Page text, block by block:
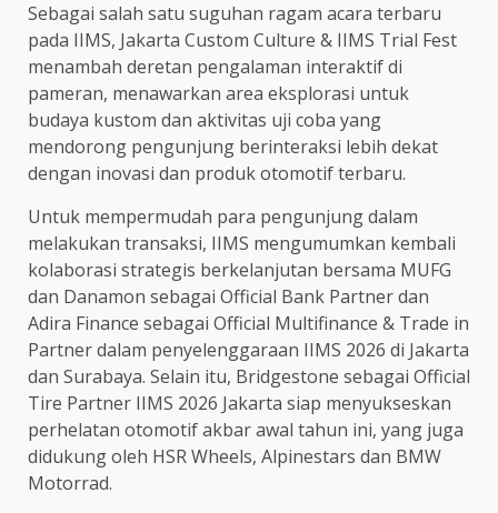
Sebagai salah satu suguhan ragam acara terbaru
pada IIMS, Jakarta Custom Culture & IIMS Trial Fest
menambah deretan pengalaman interaktif di
pameran, menawarkan area eksplorasi untuk
budaya kustom dan aktivitas uji coba yang
mendorong pengunjung berinteraksi lebih dekat
dengan inovasi dan produk otomotif terbaru.
Untuk mempermudah para pengunjung dalam
melakukan transaksi, IIMS mengumumkan kembali
kolaborasi strategis berkelanjutan bersama MUFG
dan Danamon sebagai Official Bank Partner dan
Adira Finance sebagai Official Multifinance & Trade in
Partner dalam penyelenggaraan IIMS 2026 di Jakarta
dan Surabaya. Selain itu, Bridgestone sebagai Official
Tire Partner IIMS 2026 Jakarta siap menyukseskan
perhelatan otomotif akbar awal tahun ini, yang juga
didukung oleh HSR Wheels, Alpinestars dan BMW
Motorrad.